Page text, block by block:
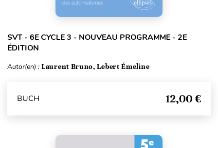
SVT - 6E CYCLE 3 - NOUVEAU PROGRAMME - 2E
ÉDITION
Autor(en) : Laurent Bruno, Lebert Émeline
BUCH 12,00 €